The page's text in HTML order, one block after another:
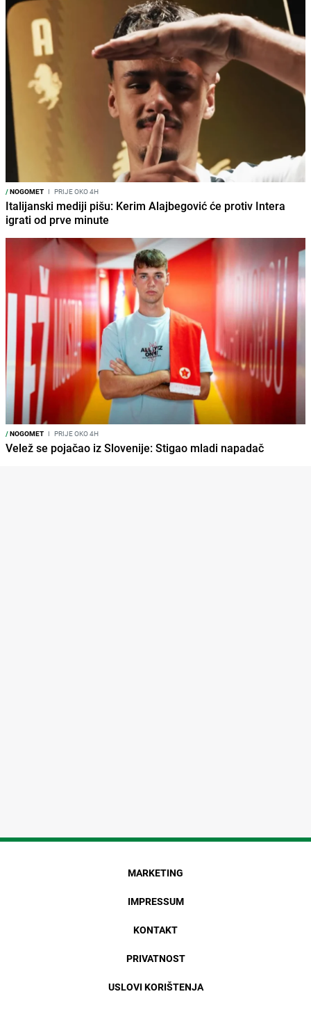
/NOGOMET I PRIJE OKO 4H
Italijanski mediji pišu: Kerim Alajbegović će protiv Intera
igrati od prve minute
/NOGOMET I PRIJE OKO 4H
Velež se pojačao iz Slovenije: Stigao mladi napadač
MARKETING
IMPRESSUM
KONTAKT
PRIVATNOST
USLOVI KORIŠTENJA